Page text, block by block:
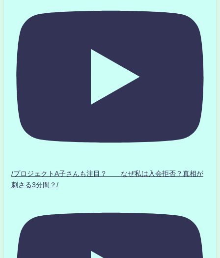
/プロジェクトA子さんも注目？ なぜ私は入会拒否？真相が
刺さる3分間？/